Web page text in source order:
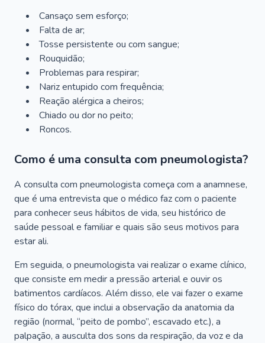
Cansaço sem esforço;
Falta de ar;
Tosse persistente ou com sangue;
Rouquidão;
Problemas para respirar;
Nariz entupido com frequência;
Reação alérgica a cheiros;
Chiado ou dor no peito;
Roncos.
Como é uma consulta com pneumologista?
A consulta com pneumologista começa com a anamnese,
que é uma entrevista que o médico faz com o paciente
para conhecer seus hábitos de vida, seu histórico de
saúde pessoal e familiar e quais são seus motivos para
estar ali.
Em seguida, o pneumologista vai realizar o exame clínico,
que consiste em medir a pressão arterial e ouvir os
batimentos cardíacos. Além disso, ele vai fazer o exame
físico do tórax, que inclui a observação da anatomia da
região (normal, “peito de pombo”, escavado etc.), a
palpação, a ausculta dos sons da respiração, da voz e da